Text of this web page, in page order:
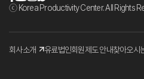
ⓒ Korea Productivity Center. All Rights
회사소개 유료법인회원제도 안내찾아오시